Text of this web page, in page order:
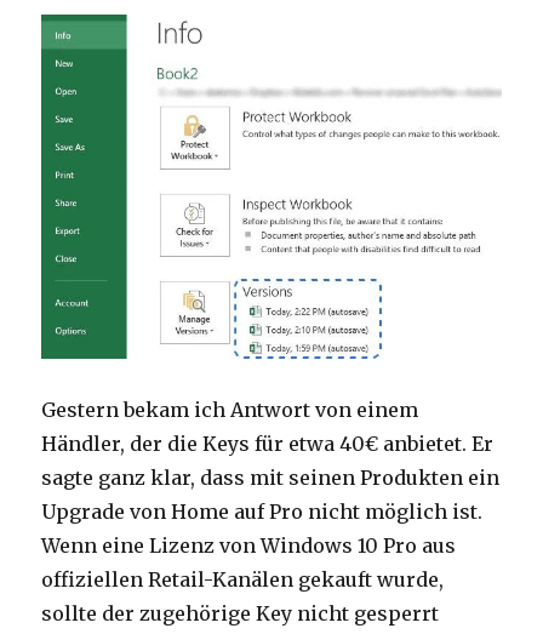
Gestern bekam ich Antwort von einem
Händler, der die Keys für etwa 40€ anbietet. Er
sagte ganz klar, dass mit seinen Produkten ein
Upgrade von Home auf Pro nicht möglich ist.
Wenn eine Lizenz von Windows 10 Pro aus
offiziellen Retail-Kanälen gekauft wurde,
sollte der zugehörige Key nicht gesperrt